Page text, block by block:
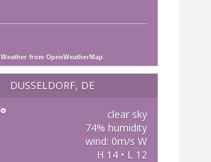
Weather from OpenWeatherMap
DÜSSELDORF, DE
°
clear sky
74% humidity
wind: 0m/s W
H 14 • L 12